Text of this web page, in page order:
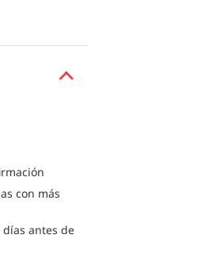
con más
días antes de